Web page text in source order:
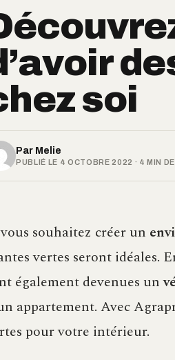
soi
Par Melie
PUBLIÉ LE 4 OCTOBRE 2022 · 4 MIN
souhaitez créer un
vertes seront idéales.
également devenues un
appartement. Avec
pour votre intérieur.